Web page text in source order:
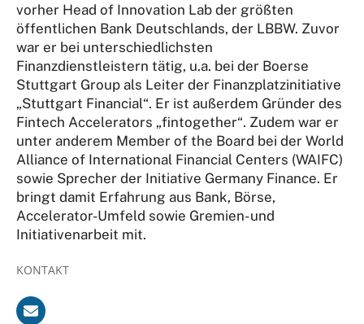
vorher Head of Innovation Lab der größten
öffentlichen Bank Deutschlands, der LBBW. Zuvor
war er bei unterschiedlichsten
Finanzdienstleistern tätig, u.a. bei der Boerse
Stuttgart Group als Leiter der Finanzplatzinitiative
„Stuttgart Financial“. Er ist außerdem Gründer des
Fintech Accelerators „fintogether“. Zudem war er
unter anderem Member of the Board bei der World
Alliance of International Financial Centers (WAIFC)
sowie Sprecher der Initiative Germany Finance. Er
bringt damit Erfahrung aus Bank, Börse,
Accelerator-Umfeld sowie Gremien- und
Initiativenarbeit mit.
KONTAKT